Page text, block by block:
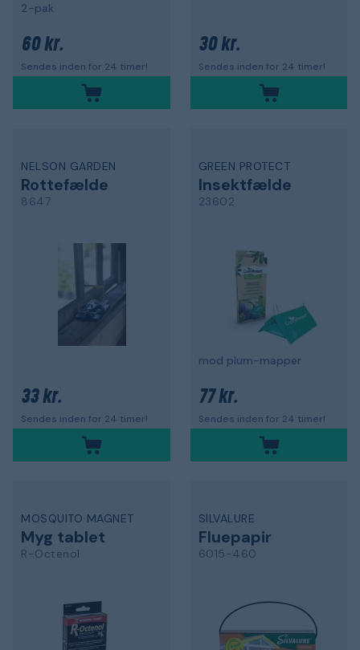
2-pak
60 kr.
Sendes inden for 24 timer!
30 kr.
Sendes inden for 24 timer!
NELSON GARDEN
Rottefælde
8647
33 kr.
Sendes inden for 24 timer!
GREEN PROTECT
Insektfælde
23602
mod plum-mapper
77 kr.
Sendes inden for 24 timer!
MOSQUITO MAGNET
Myg tablet
R-Octenol
SILVALURE
Fluepapir
6015-460